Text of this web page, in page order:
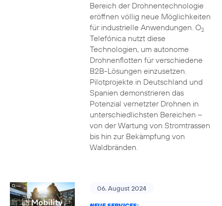
Bereich der Drohnentechnologie
eröffnen völlig neue Möglichkeiten
für industrielle Anwendungen. O2
Telefónica nutzt diese
Technologien, um autonome
Drohnenflotten für verschiedene
B2B-Lösungen einzusetzen.
Pilotprojekte in Deutschland und
Spanien demonstrieren das
Potenzial vernetzter Drohnen in
unterschiedlichsten Bereichen –
von der Wartung von Stromtrassen
bis hin zur Bekämpfung von
Waldbränden.
06. August 2024